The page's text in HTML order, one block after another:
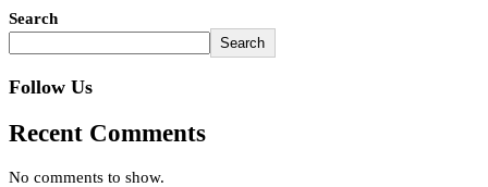
Search
Search
Follow Us
Recent Comments
No comments to show.